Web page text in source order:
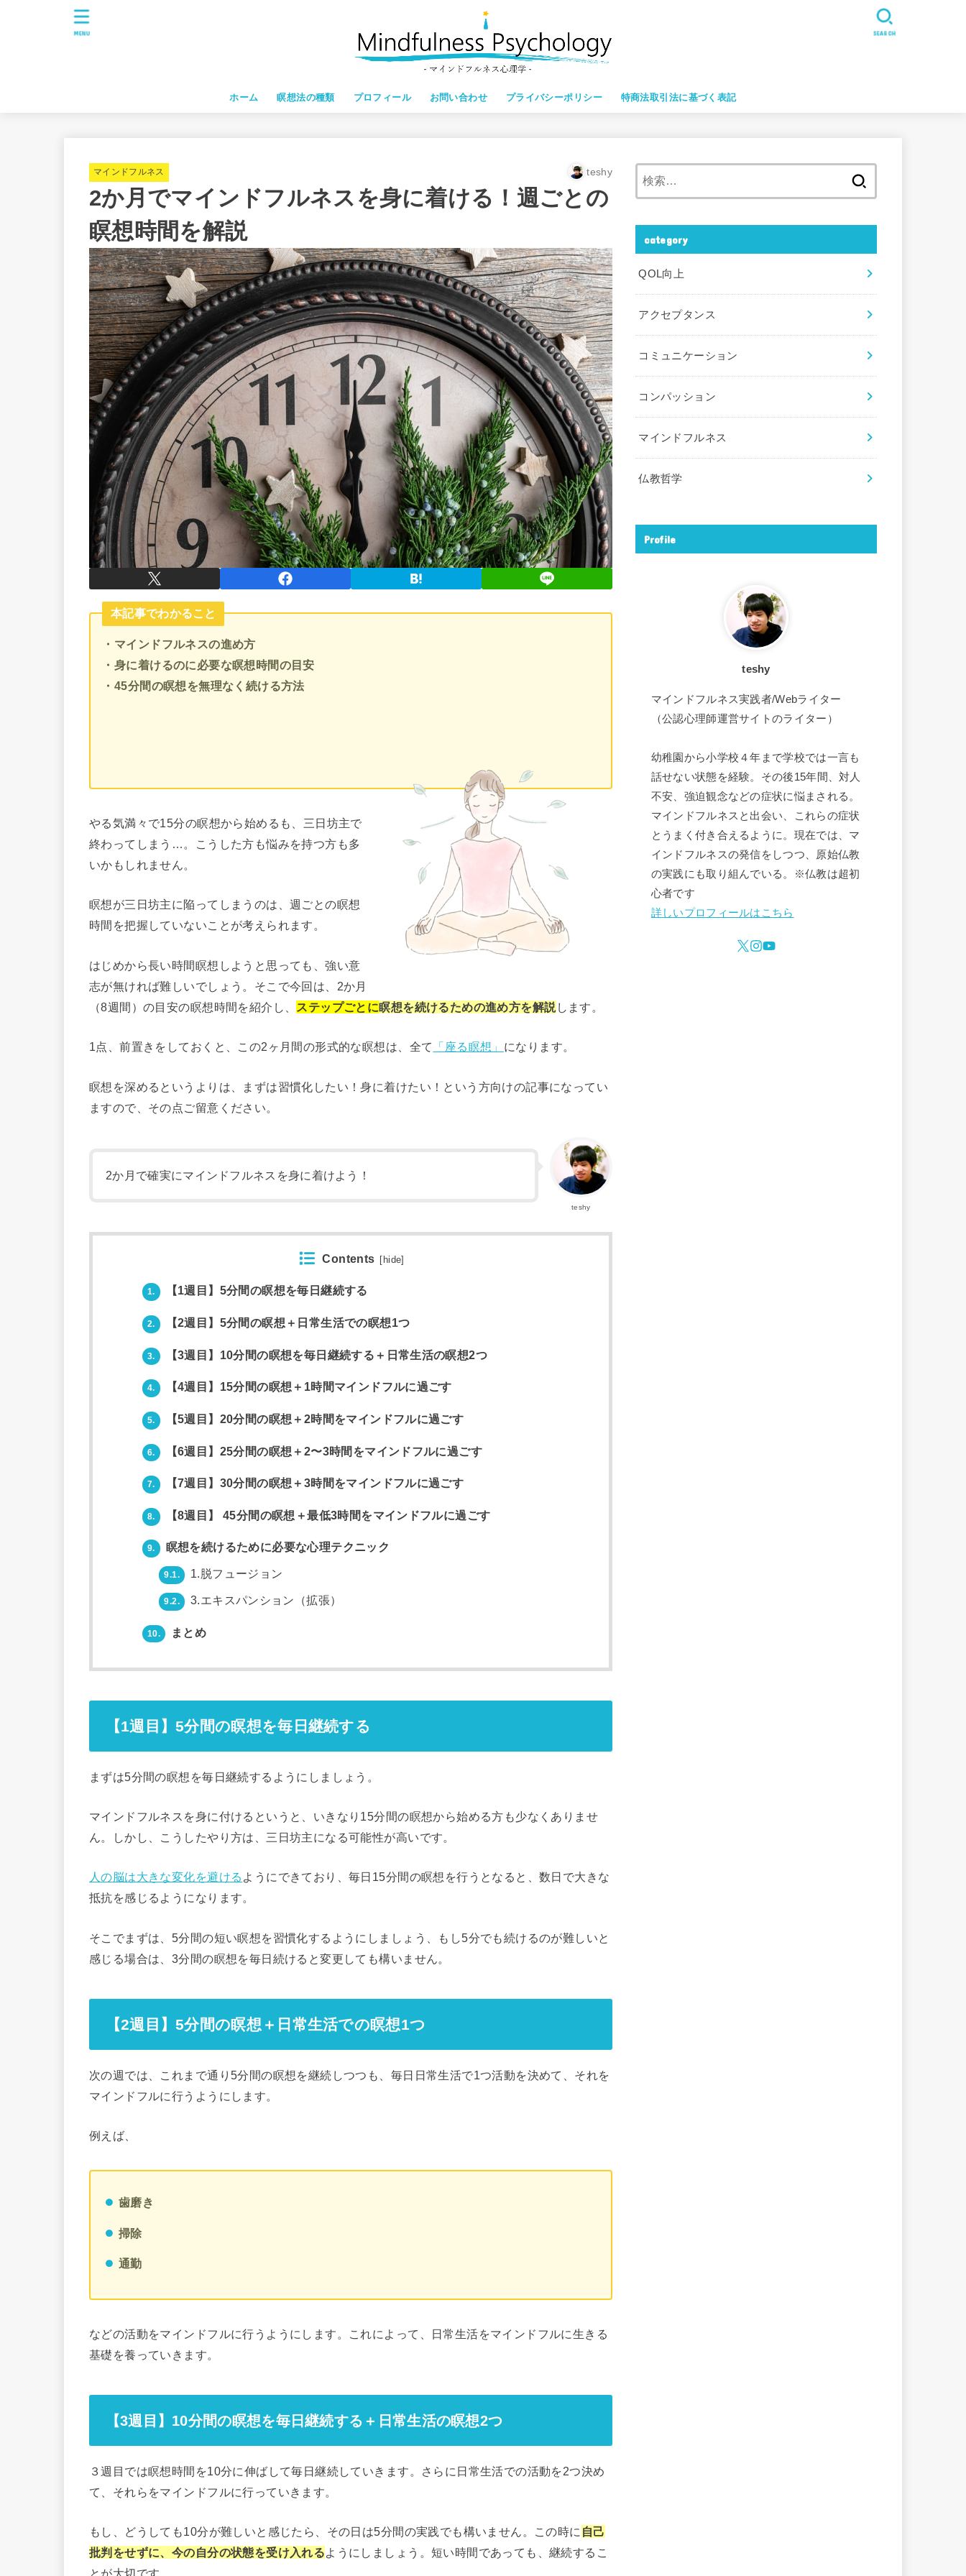
ホーム 瞑想法の種類 プロフィール お問い合わせ プライバシーポリシー 特商法取引法に基づく表記
SEARCH
MENU
マインドフルネス teshy
2か月でマインドフルネスを身に着ける！週ごとの
瞑想時間を解説
本記事でわかること
・マインドフルネスの進め方
・身に着けるのに必要な瞑想時間の目安
・45分間の瞑想を無理なく続ける方法
やる気満々で15分の瞑想から始めるも、三日坊主で
終わってしまう…。こうした方も悩みを持つ方も多
いかもしれません。
瞑想が三日坊主に陥ってしまうのは、週ごとの瞑想
時間を把握していないことが考えられます。
はじめから長い時間瞑想しようと思っても、強い意
志が無ければ難しいでしょう。そこで今回は、2か月
（8週間）の目安の瞑想時間を紹介し、 ステップごとに瞑想を続けるための進め方を解説します。
1点、前置きをしておくと、この2ヶ月間の形式的な瞑想は、全て 「座る瞑想」 になります。
瞑想を深めるというよりは、まずは習慣化したい！身に着けたい！という方向けの記事になってい
ますので、その点ご留意ください。
teshy
2か月で確実にマインドフルネスを身に着けよう！
Contents [ hide]
1. 【1週目】5分間の瞑想を毎日継続する
2. 【2週目】5分間の瞑想＋日常生活での瞑想1つ
3. 【3週目】10分間の瞑想を毎日継続する＋日常生活の瞑想2つ
4. 【4週目】15分間の瞑想＋1時間マインドフルに過ごす
5. 【5週目】20分間の瞑想＋2時間をマインドフルに過ごす
6. 【6週目】25分間の瞑想＋2〜3時間をマインドフルに過ごす
7. 【7週目】30分間の瞑想＋3時間をマインドフルに過ごす
8. 【8週目】 45分間の瞑想＋最低3時間をマインドフルに過ごす
9. 瞑想を続けるために必要な心理テクニック
9.1. 1.脱フュージョン
9.2. 3.エキスパンション（拡張）
10. まとめ
【1週目】5分間の瞑想を毎日継続する
まずは5分間の瞑想を毎日継続するようにしましょう。
マインドフルネスを身に付けるというと、いきなり15分間の瞑想から始める方も少なくありませ
ん。しかし、こうしたやり方は、三日坊主になる可能性が高いです。
人の脳は大きな変化を避ける ようにできており、毎日15分間の瞑想を行うとなると、数日で大きな
抵抗を感じるようになります。
そこでまずは、5分間の短い瞑想を習慣化するようにしましょう、もし5分でも続けるのが難しいと
感じる場合は、3分間の瞑想を毎日続けると変更しても構いません。
【2週目】5分間の瞑想＋日常生活での瞑想1つ
次の週では、これまで通り5分間の瞑想を継続しつつも、毎日日常生活で1つ活動を決めて、それを
マインドフルに行うようにします。
例えば、
歯磨き
掃除
通勤
などの活動をマインドフルに行うようにします。これによって、日常生活をマインドフルに生きる
基礎を養っていきます。
【3週目】10分間の瞑想を毎日継続する＋日常生活の瞑想2つ
３週目では瞑想時間を10分に伸ばして毎日継続していきます。さらに日常生活での活動を2つ決め
て、それらをマインドフルに行っていきます。
もし、どうしても10分が難しいと感じたら、その日は5分間の実践でも構いません。この時に 自己
批判をせずに、今の自分の状態を受け入れるようにしましょう。短い時間であっても、継続するこ
とが大切です。
category
QOL向上
アクセプタンス
コミュニケーション
コンパッション
マインドフルネス
仏教哲学
Profile
teshy
マインドフルネス実践者/Webライター
（公認心理師運営サイトのライター）
幼稚園から小学校４年まで学校では一言も
話せない状態を経験。その後15年間、対人
不安、強迫観念などの症状に悩まされる。
マインドフルネスと出会い、これらの症状
とうまく付き合えるように。現在では、マ
インドフルネスの発信をしつつ、原始仏教
の実践にも取り組んでいる。※仏教は超初
心者です
詳しいプロフィールはこちら